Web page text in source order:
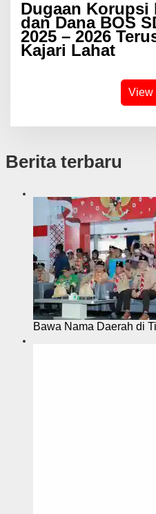
Dugaan Korupsi
dan Dana BOS
2025 – 2026
Kajari Lahat
View
Berita terbaru
Bawa Nama Daerah di